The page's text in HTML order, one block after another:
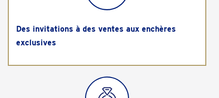
Des invitations à des ventes aux enchères
exclusives